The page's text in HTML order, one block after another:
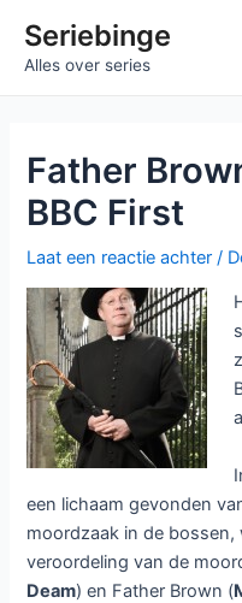
naarSeriebinge
Alles over series
Father
BBC First
Laat een reactie achter /
een lichaam gevonden
moordzaak in de
veroordeling van de
Deam) en Father Brown (